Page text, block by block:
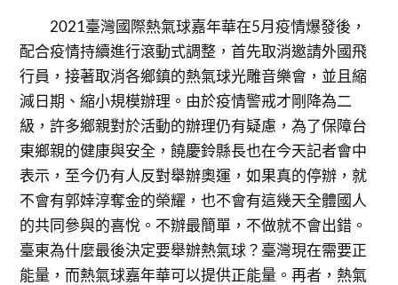
2021臺灣國際熱氣球嘉年華在5月疫情爆發後，
配合疫情持續進行滾動式調整，首先取消邀請外國飛
行員，接著取消各鄉鎮的熱氣球光雕音樂會，並且縮
減日期、縮小規模辦理。由於疫情警戒才剛降為二
級，許多鄉親對於活動的辦理仍有疑慮，為了保障台
東鄉親的健康與安全，饒慶鈴縣長也在今天記者會中
表示，至今仍有人反對舉辦奧運，如果真的停辦，就
不會有郭婞淳奪金的榮耀，也不會有這幾天全體國人
的共同參與的喜悅。不辦最簡單，不做就不會出錯。
臺東為什麼最後決定要舉辦熱氣球？臺灣現在需要正
能量，而熱氣球嘉年華可以提供正能量。再者，熱氣